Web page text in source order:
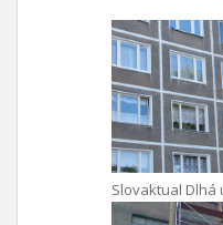
Slovaktual Dlhá